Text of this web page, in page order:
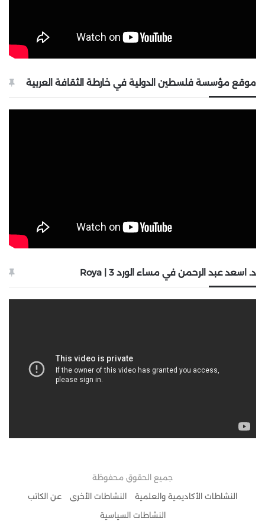
موقع مؤسسة فلسطين الدولية في خارطة الثقافة العربية
د. اسعد عبد الرحمن في مساء الورد 3 | Roya
جميع الحقوق محفوظة
النشاطات الأكاديمية والعلمية
النشاطات الأخرى
عن الكاتب
النشاطات السياسية